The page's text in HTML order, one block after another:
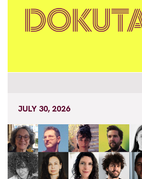
JULY 30, 2026